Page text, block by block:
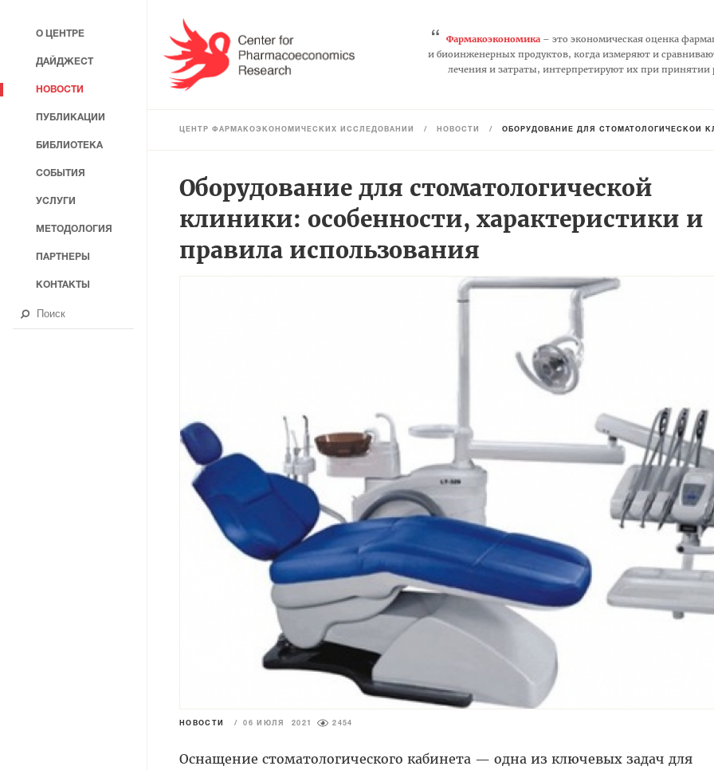
“ Фармакоэкономика– это экономическая оценка
и биоинженерных продуктов, когда измеряют и
лечения и затраты, интерпретируют их при
ЦЕНТР ФАРМАКОЭКОНОМИЧЕСКИХ ИССЛЕДОВАНИЙ / НОВОСТИ / ОБОРУДОВАНИЕ ДЛЯ СТОМАТОЛОГИЧЕСКОЙ
Оборудование для стоматологической
клиники: особенности, характеристики и
правила использования
НОВОСТИ / 06 ИЮЛЯ 2021 2454
Оснащение стоматологического кабинета — одна из ключевых задач для
О ЦЕНТРЕ
ДАЙДЖЕСТ
НОВОСТИ
ПУБЛИКАЦИИ
БИБЛИОТЕКА
СОБЫТИЯ
УСЛУГИ
МЕТОДОЛОГИЯ
ПАРТНЕРЫ
КОНТАКТЫ